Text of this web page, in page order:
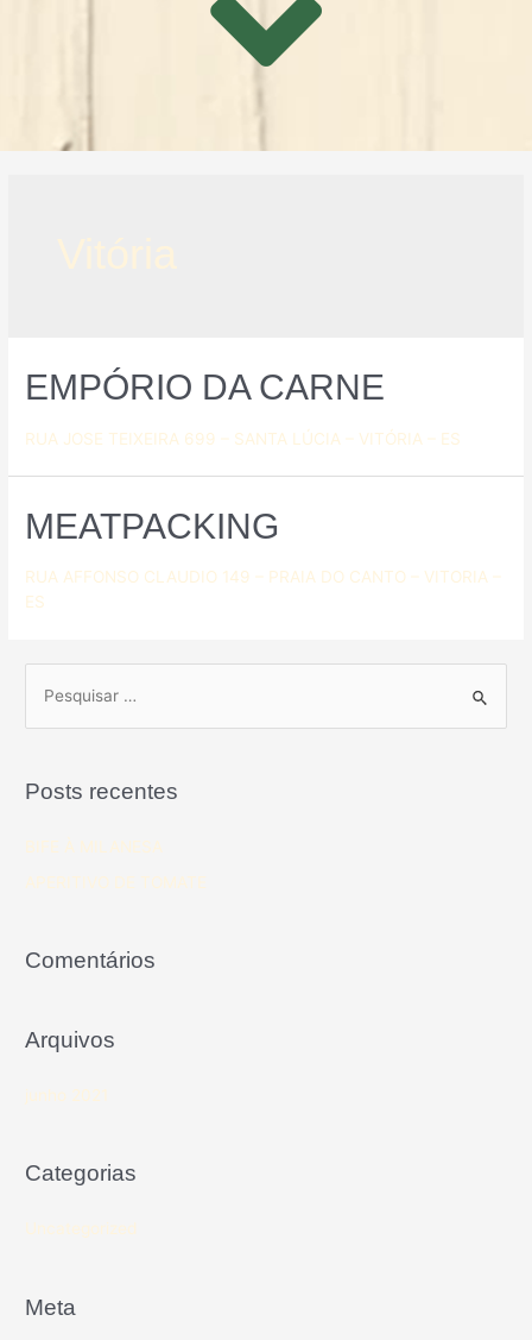
EMPÓRIO DA CARNE
RUA JOSE TEIXEIRA 699 – SANTA LÚCIA – VITÓRIA – ES
MEATPACKING
RUA AFFONSO CLAUDIO 149 – PRAIA DO CANTO – VITORIA –
ES
Posts recentes
BIFE À MILANESA
APERITIVO DE TOMATE
Comentários
Arquivos
junho 2021
Categorias
Uncategorized
Meta